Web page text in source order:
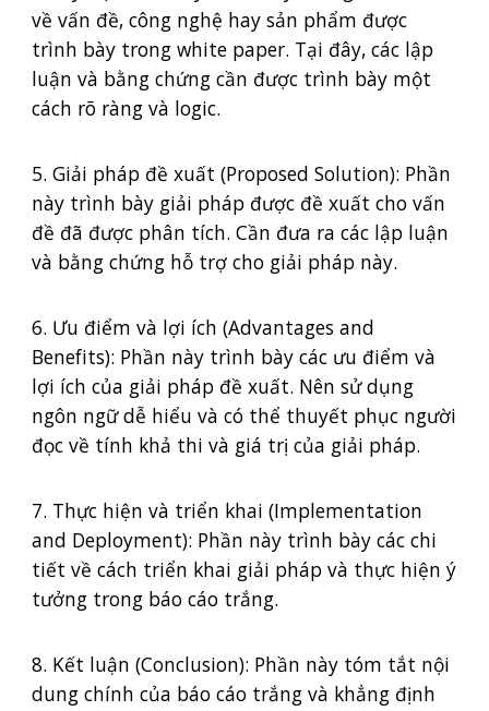
về vấn đề, công nghệ hay sản phẩm được
trình bày trong white paper. Tại đây, các lập
luận và bằng chứng cần được trình bày một
cách rõ ràng và logic.
5. Giải pháp đề xuất (Proposed Solution): Phần
này trình bày giải pháp được đề xuất cho vấn
đề đã được phân tích. Cần đưa ra các lập luận
và bằng chứng hỗ trợ cho giải pháp này.
6. Ưu điểm và lợi ích (Advantages and
Benefits): Phần này trình bày các ưu điểm và
lợi ích của giải pháp đề xuất. Nên sử dụng
ngôn ngữ dễ hiểu và có thể thuyết phục người
đọc về tính khả thi và giá trị của giải pháp.
7. Thực hiện và triển khai (Implementation
and Deployment): Phần này trình bày các chi
tiết về cách triển khai giải pháp và thực hiện ý
tưởng trong báo cáo trắng.
8. Kết luận (Conclusion): Phần này tóm tắt nội
dung chính của báo cáo trắng và khẳng định